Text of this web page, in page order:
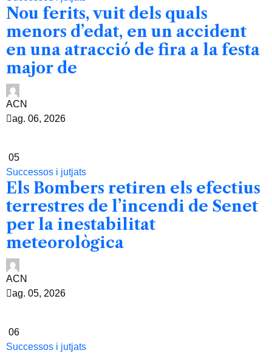
Nou ferits, vuit dels quals
menors d’edat, en un accident
en una atracció de fira a la festa
major de
ACN
ag. 06, 2026
05
Successos i jutjats
Els Bombers retiren els efectius
terrestres de l’incendi de Senet
per la inestabilitat
meteorològica
ACN
ag. 05, 2026
06
Successos i jutjats